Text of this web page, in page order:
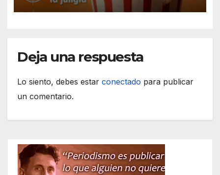
Deja una respuesta
Lo siento, debes estar conectado para publicar
un comentario.